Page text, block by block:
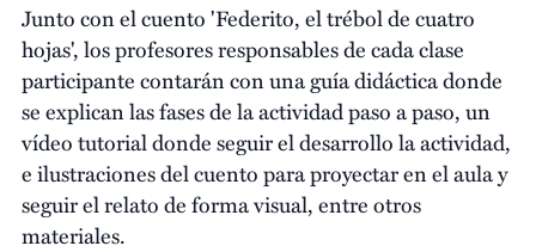
Junto con el cuento 'Federito, el trébol de cuatro
hojas', los profesores responsables de cada clase
participante contarán con una guía didáctica donde
se explican las fases de la actividad paso a paso, un
vídeo tutorial donde seguir el desarrollo la actividad,
e ilustraciones del cuento para proyectar en el aula y
seguir el relato de forma visual, entre otros
materiales.